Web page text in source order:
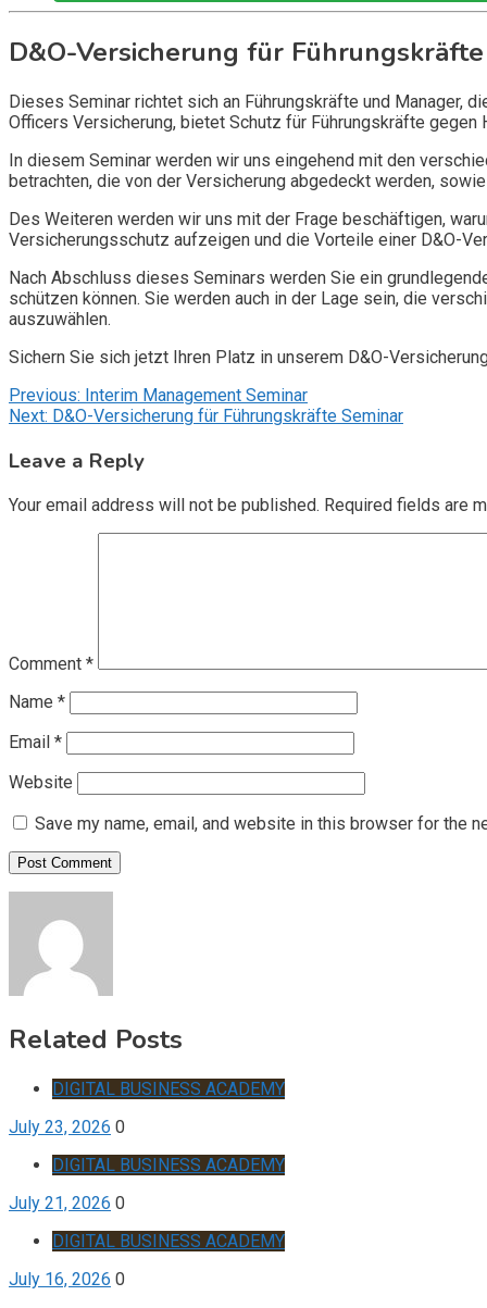
D&O-Versicherung für
Dieses Seminar richtet sich an Führungskräfte und Manager,
Officers Versicherung, bietet Schutz für Führungskräfte
In diesem Seminar werden wir uns eingehend mit den
betrachten, die von der Versicherung abgedeckt werden,
Des Weiteren werden wir uns mit der Frage beschäftigen,
Versicherungsschutz aufzeigen und die Vorteile einer D&O-
Nach Abschluss dieses Seminars werden Sie ein
schützen können. Sie werden auch in der Lage sein, die
auszuwählen.
Sichern Sie sich jetzt Ihren Platz in unserem D&O-
Post
navigation
Previous: Interim Management Seminar
Next: D&O-Versicherung für Führungskräfte Seminar
Leave a Reply
Your email address will not be published. Required fields are
Comment *
Name *
Email *
Website
Save my name, email, and website in this browser for the
Related Posts
DIGITAL BUSINESS ACADEMY
July 23, 2026 0
DIGITAL BUSINESS ACADEMY
July 21, 2026 0
DIGITAL BUSINESS ACADEMY
July 16, 2026 0